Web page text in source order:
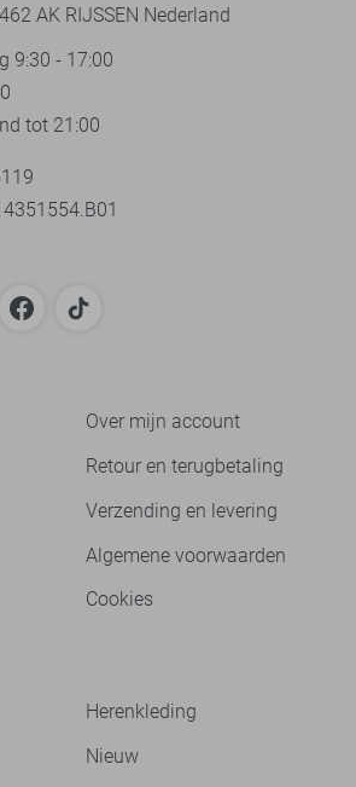
AK RIJSSEN Nederland
9:30 - 17:00
tot 21:00
Over mijn account
Retour en terugbetaling
Verzending en levering
Algemene voorwaarden
Cookies
Herenkleding
Nieuw